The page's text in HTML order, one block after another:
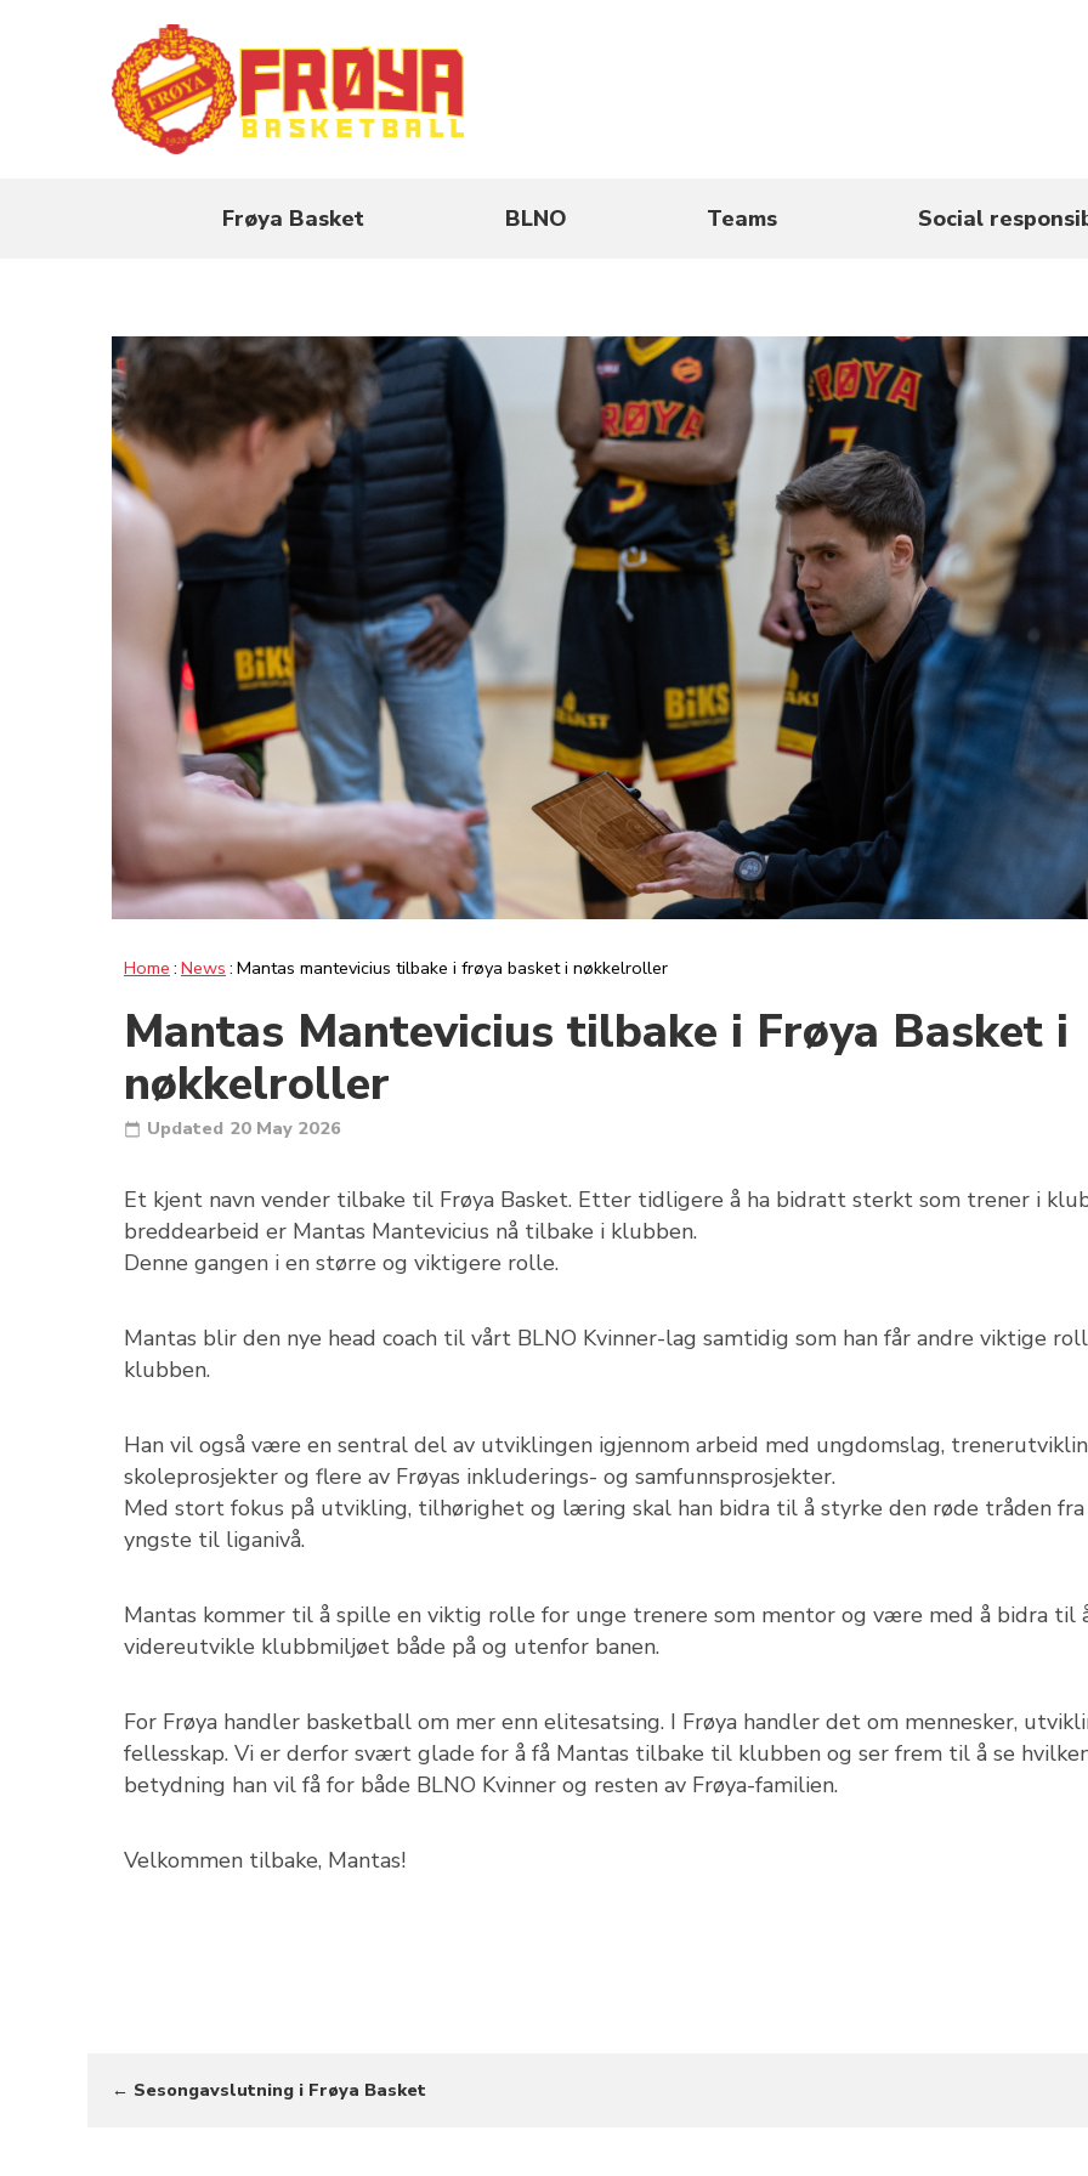
Frøya Basket BLNO Teams Social
Home News Mantas mantevicius tilbake i frøya basket i nøkkelroller
Mantas Mantevicius tilbake i Frøya Basket i
nøkkelroller
Updated 20 May 2026
Et kjent navn vender tilbake til Frøya Basket. Etter tidligere å ha bidratt sterkt som trener i
breddearbeid er Mantas Mantevicius nå tilbake i klubben.
Denne gangen i en større og viktigere rolle.
Mantas blir den nye head coach til vårt BLNO Kvinner-lag samtidig som han får andre viktige
klubben.
Han vil også være en sentral del av utviklingen igjennom arbeid med ungdomslag,
skoleprosjekter og flere av Frøyas inkluderings- og samfunnsprosjekter.
Med stort fokus på utvikling, tilhørighet og læring skal han bidra til å styrke den røde tråden fra
yngste til liganivå.
Mantas kommer til å spille en viktig rolle for unge trenere som mentor og være med å bidra til
videreutvikle klubbmiljøet både på og utenfor banen.
For Frøya handler basketball om mer enn elitesatsing. I Frøya handler det om mennesker,
fellesskap. Vi er derfor svært glade for å få Mantas tilbake til klubben og ser frem til å se
betydning han vil få for både BLNO Kvinner og resten av Frøya-familien.
Velkommen tilbake, Mantas!
← Sesongavslutning i Frøya Basket